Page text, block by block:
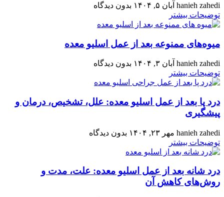
hanieh zahedi آبان ۵, ۱۴۰۴
بدون دیدگاه
توضیحات بیشتر
میوه‌های ممنوعه بعد از عمل اسلیو معده
hanieh zahedi آبان ۳, ۱۴۰۴
بدون دیدگاه
توضیحات بیشتر
درد پا بعد از عمل اسلیو معده: علل، تشخیص، درمان و
پیشگیری
hanieh zahedi مهر ۲۳, ۱۴۰۴
بدون دیدگاه
توضیحات بیشتر
درد شانه بعد از عمل اسلیو معده: علت، مدت و
روش‌های کاهش آن